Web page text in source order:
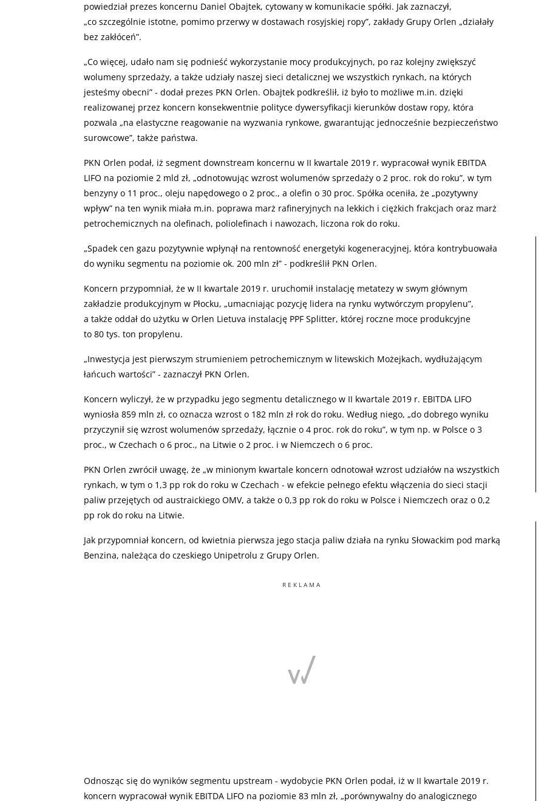
powiedział prezes koncernu Daniel Obajtek, cytowany w komunikacie spółki. Jak zaznaczył,
„co szczególnie istotne, pomimo przerwy w dostawach rosyjskiej ropy”, zakłady Grupy Orlen „działały
bez zakłóceń”.
„Co więcej, udało nam się podnieść wykorzystanie mocy produkcyjnych, po raz kolejny zwiększyć
wolumeny sprzedaży, a także udziały naszej sieci detalicznej we wszystkich rynkach, na których
jesteśmy obecni” - dodał prezes PKN Orlen. Obajtek podkreślił, iż było to możliwe m.in. dzięki
realizowanej przez koncern konsekwentnie polityce dywersyfikacji kierunków dostaw ropy, która
pozwala „na elastyczne reagowanie na wyzwania rynkowe, gwarantując jednocześnie bezpieczeństwo
surowcowe”, także państwa.
PKN Orlen podał, iż segment downstream koncernu w II kwartale 2019 r. wypracował wynik EBITDA
LIFO na poziomie 2 mld zł, „odnotowując wzrost wolumenów sprzedaży o 2 proc. rok do roku”, w tym
benzyny o 11 proc., oleju napędowego o 2 proc., a olefin o 30 proc. Spółka oceniła, że „pozytywny
wpływ” na ten wynik miała m.in. poprawa marż rafineryjnych na lekkich i ciężkich frakcjach oraz marż
petrochemicznych na olefinach, poliolefinach i nawozach, liczona rok do roku.
„Spadek cen gazu pozytywnie wpłynął na rentowność energetyki kogeneracyjnej, która kontrybuowała
do wyniku segmentu na poziomie ok. 200 mln zł” - podkreślił PKN Orlen.
Koncern przypomniał, że w II kwartale 2019 r. uruchomił instalację metatezy w swym głównym
zakładzie produkcyjnym w Płocku, „umacniając pozycję lidera na rynku wytwórczym propylenu”,
a także oddał do użytku w Orlen Lietuva instalację PPF Splitter, której roczne moce produkcyjne
to 80 tys. ton propylenu.
„Inwestycja jest pierwszym strumieniem petrochemicznym w litewskich Możejkach, wydłużającym
łańcuch wartości” - zaznaczył PKN Orlen.
Koncern wyliczył, że w przypadku jego segmentu detalicznego w II kwartale 2019 r. EBITDA LIFO
wyniosła 859 mln zł, co oznacza wzrost o 182 mln zł rok do roku. Według niego, „do dobrego wyniku
przyczynił się wzrost wolumenów sprzedaży, łącznie o 4 proc. rok do roku”, w tym np. w Polsce o 3
proc., w Czechach o 6 proc., na Litwie o 2 proc. i w Niemczech o 6 proc.
PKN Orlen zwrócił uwagę, że „w minionym kwartale koncern odnotował wzrost udziałów na wszystkich
rynkach, w tym o 1,3 pp rok do roku w Czechach - w efekcie pełnego efektu włączenia do sieci stacji
paliw przejętych od austraickiego OMV, a także o 0,3 pp rok do roku w Polsce i Niemczech oraz o 0,2
pp rok do roku na Litwie.
Jak przypomniał koncern, od kwietnia pierwsza jego stacja paliw działa na rynku Słowackim pod marką
Benzina, należąca do czeskiego Unipetrolu z Grupy Orlen.
REKLAMA
Odnosząc się do wyników segmentu upstream - wydobycie PKN Orlen podał, iż w II kwartale 2019 r.
koncern wypracował wynik EBITDA LIFO na poziomie 83 mln zł, „porównywalny do analogicznego